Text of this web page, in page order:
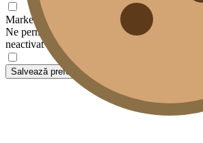
Marketing
Ne permite să afișăm conținut relevant pe alte
neactivat — pregătit pentru viitor.
Salvează preferințele